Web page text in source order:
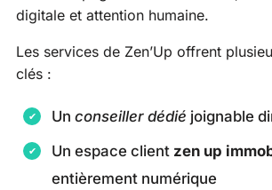
digitale et attention humaine.
Les services de Zen’Up offrent
clés :
Un conseiller dédié joignable
Un espace client zen up
entièrement numérique